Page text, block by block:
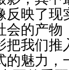
反映了
会的产
把我们
的魅力